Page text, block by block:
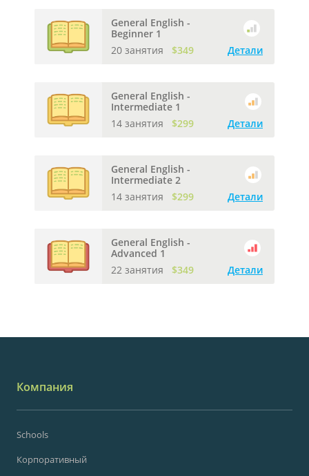
General English -
Beginner 1
20 занятия
$349 Детали
General English -
Intermediate 1
14 занятия
$299 Детали
General English -
Intermediate 2
14 занятия
$299 Детали
General English -
Advanced 1
22 занятия
$349 Детали
Компания
Schools
Корпоративный